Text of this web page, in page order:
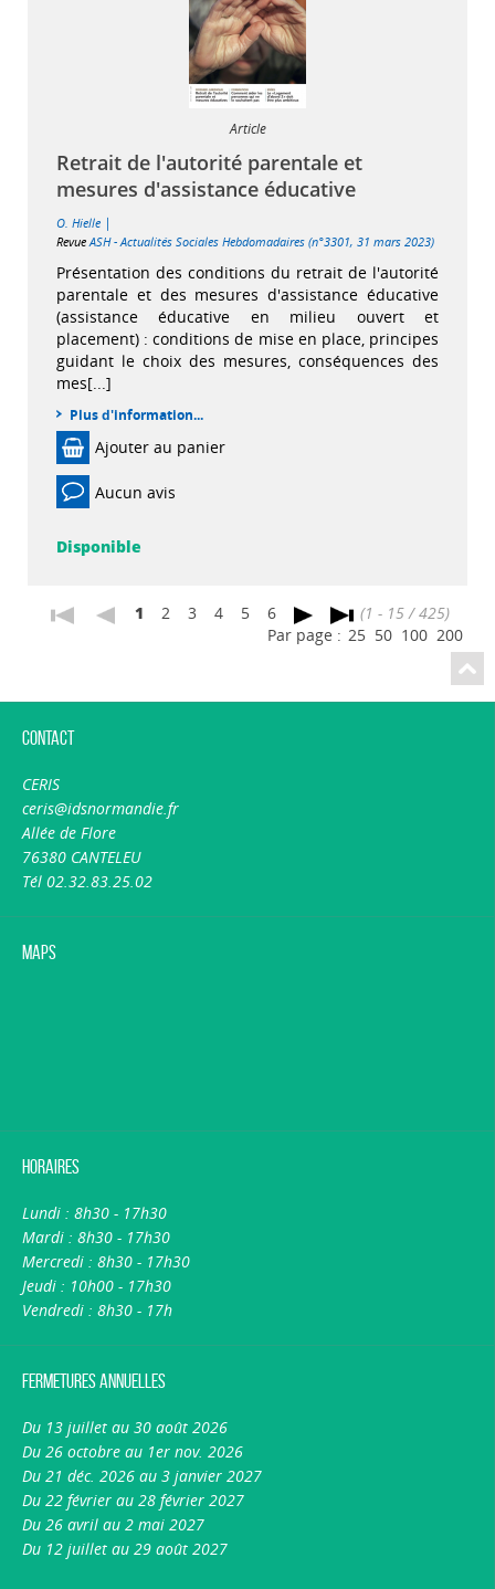
Article
Retrait de l'autorité parentale et
mesures d'assistance éducative
O. Hielle |
RevueASH - Actualités Sociales Hebdomadaires (n°3301, 31 mars 2023)
Présentation des conditions du retrait de l'autorité
parentale et des mesures d'assistance éducative
(assistance éducative en milieu ouvert et
placement) : conditions de mise en place, principes
guidant le choix des mesures, conséquences des
mes[...]
Plus d'information...
Ajouter au panier
Aucun avis
Disponible
1 2 3 4 5 6
(1 - 15 / 425)
Par page : 25 50 100 200
Contact
CERIS
ceris@idsnormandie.fr
Allée de Flore
76380 CANTELEU
Tél 02.32.83.25.02
Maps
Horaires
Lundi : 8h30 - 17h30
Mardi : 8h30 - 17h30
Mercredi : 8h30 - 17h30
Jeudi : 10h00 - 17h30
Vendredi : 8h30 - 17h
Fermetures annuelles
Du 13 juillet au 30 août 2026
Du 26 octobre au 1er nov. 2026
Du 21 déc. 2026 au 3 janvier 2027
Du 22 février au 28 février 2027
Du 26 avril au 2 mai 2027
Du 12 juillet au 29 août 2027